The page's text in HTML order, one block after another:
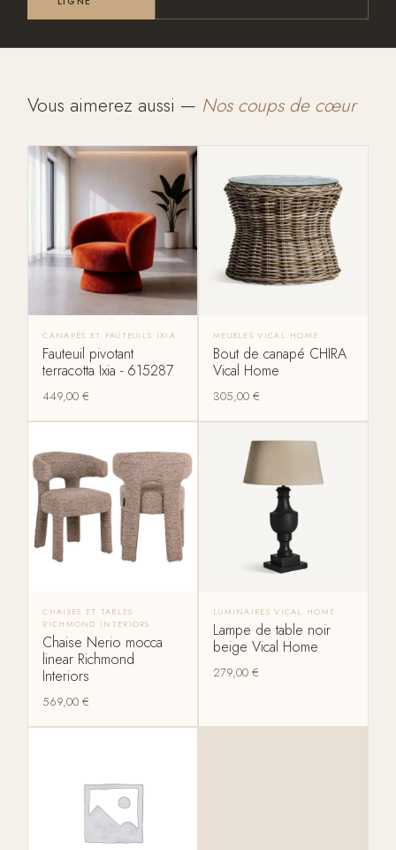
Vous aimerez aussi — Nos coups de cœur
CANAPÉS ET FAUTEUILS IXIA
Fauteuil pivotant
terracotta Ixia - 615287
449,00€
MEUBLES VICAL HOME
Bout de canapé CHIRA
Vical Home
305,00 €
CHAISES ET TABLES
RICHMOND INTERIORS
Chaise Nerio mocca
linear Richmond
Interiors
569,00€
LUMINAIRES VICAL HOME
Lampe de table noir
beige Vical Home
279,00 €